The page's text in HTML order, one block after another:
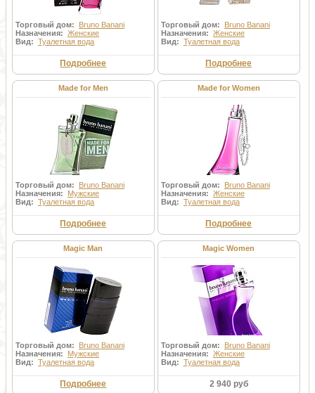
Торговый дом: Bruno Banani
Назначения: Женские
Вид: Туалетная вода
Подробнее
Торговый дом: Bruno Banani
Назначения: Женские
Вид: Туалетная вода
Подробнее
Made for Men
Торговый дом: Bruno Banani
Назначения: Мужские
Вид: Туалетная вода
Подробнее
Made for Women
Торговый дом: Bruno Banani
Назначения: Женские
Вид: Туалетная вода
Подробнее
Magic Man
Торговый дом: Bruno Banani
Назначения: Мужские
Вид: Туалетная вода
Подробнее
Magic Women
Торговый дом: Bruno Banani
Назначения: Женские
Вид: Туалетная вода
2 940 руб